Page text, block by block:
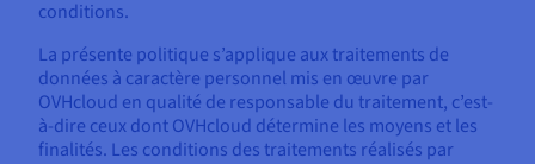
Tarifs
Documentation
Roadmap & Changelog
Nvidia L40S
Nvidia L4
Toutes les GPUs →
Roadmap & Changelog
Roadmap & Changelog
Self-Service Portal, API & IaC
IAM & Tenant Management
Gouvernance & Quotas
SSL Gateway
Documentation
Roadmap & Changelog
Tous les usages
Tarifs
OS & licences
SSL Gateway
Documentation
Roadmap & Changelog
Héberger votre site WordPress
Créer mon site en 1 click
Créer ma boutique en ligne
conditions.
La présente politique s’applique aux traitements de
données à caractère personnel mis en œuvre par
OVHcloud en qualité de responsable du traitement, c’est-
à-dire ceux dont OVHcloud détermine les moyens et les
finalités. Les conditions des traitements réalisés par